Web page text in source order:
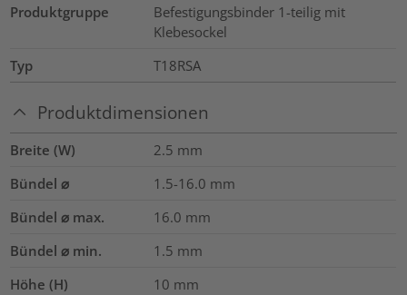
Produktgruppe
Befestigungsbinder 1-teilig mit
Klebesockel
Typ
T18RSA
Produktdimensionen
Breite (W) 2.5 mm
Bündel ⌀
1.5-16.0 mm
Bündel ⌀ max.
16.0 mm
Bündel ⌀ min.
1.5 mm
Höhe (H)
10 mm